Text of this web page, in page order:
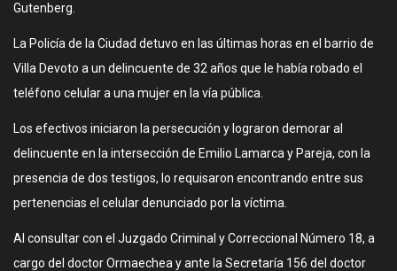
Gutenberg.
La Policía de la Ciudad detuvo en las últimas horas en el barrio de
Villa Devoto a un delincuente de 32 años que le había robado el
teléfono celular a una mujer en la vía pública.
Los efectivos iniciaron la persecución y lograron demorar al
delincuente en la intersección de Emilio Lamarca y Pareja, con la
presencia de dos testigos, lo requisaron encontrando entre sus
pertenencias el celular denunciado por la víctima.
Al consultar con el Juzgado Criminal y Correccional Número 18, a
cargo del doctor Ormaechea y ante la Secretaría 156 del doctor